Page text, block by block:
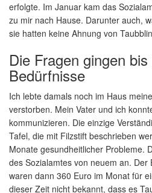
erfolgte. Im Januar kam das
zu mir nach Hause. Darunter auch,
sie hatten keine Ahnung von
Die Fragen gingen
Bedürfnisse
Ich lebte damals noch im Haus
verstorben. Mein Vater und ich
kommunizieren. Die einzige
Tafel, die mit Filzstift beschrieben
Monate gesundheitlicher Probleme.
des Sozialamtes von neuem an.
waren dann 360 Euro im Monat für
dieser Zeit nicht bekannt, dass es